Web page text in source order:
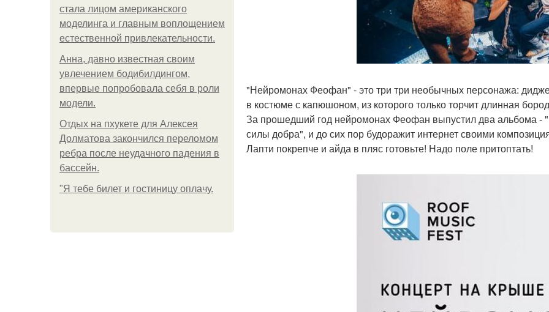
стала лицом американского
моделинга и главным воплощением
естественной привлекательности.
Анна, давно известная своим
увлечением бодибилдингом,
впервые попробовала себя в роли
модели.
Отдых на пхукете для Алексея
Долматова закончился переломом
ребра после неудачного падения в
бассейн.
"Я тебе билет и гостиницу оплачу.
"Нейромонах Феофан" - это три три необычных персонажа:
в костюме с капюшоном, из которого только торчит длинная
За прошедший год нейромонах Феофан выпустил два альбома
силы добра", и до сих пор будоражит интернет своими
Лапти покрепче и айда в пляс готовьте! Надо поле притоптать!